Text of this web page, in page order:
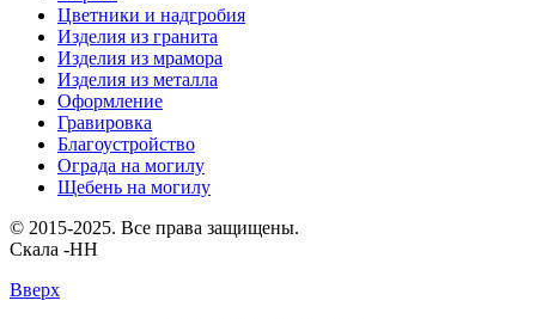
Цветники и надгробия
Изделия из гранита
Изделия из мрамора
Изделия из металла
Оформление
Гравировка
Благоустройство
Ограда на могилу
Щебень на могилу
© 2015-2025. Все права защищены.
Скала -НН
Вверх